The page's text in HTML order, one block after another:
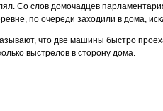
Со слов домочадцев
по очереди заходили в дома,
что две машины быстро
выстрелов в сторону дома.